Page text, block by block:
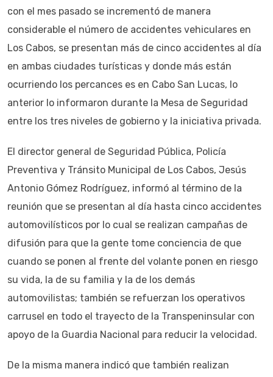
con el mes pasado se incrementó de manera
considerable el número de accidentes vehiculares en
Los Cabos, se presentan más de cinco accidentes al día
en ambas ciudades turísticas y donde más están
ocurriendo los percances es en Cabo San Lucas, lo
anterior lo informaron durante la Mesa de Seguridad
entre los tres niveles de gobierno y la iniciativa privada.
El director general de Seguridad Pública, Policía
Preventiva y Tránsito Municipal de Los Cabos, Jesús
Antonio Gómez Rodríguez, informó al término de la
reunión que se presentan al día hasta cinco accidentes
automovilísticos por lo cual se realizan campañas de
difusión para que la gente tome conciencia de que
cuando se ponen al frente del volante ponen en riesgo
su vida, la de su familia y la de los demás
automovilistas; también se refuerzan los operativos
carrusel en todo el trayecto de la Transpeninsular con
apoyo de la Guardia Nacional para reducir la velocidad.
De la misma manera indicó que también realizan